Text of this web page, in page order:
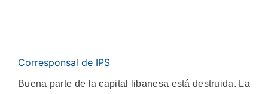
Corresponsal de IPS
Buena parte de la capital libanesa está destruida. La